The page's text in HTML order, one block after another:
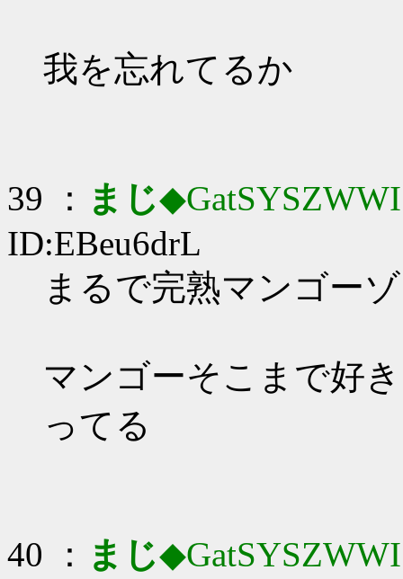
我を忘れてるか
39 ： まじ◆GatSYSZWWI
ID:EBeu6drL
まるで完熟マンゴー
マンゴーそこまで好
ってる
40 ： まじ◆GatSYSZWWI